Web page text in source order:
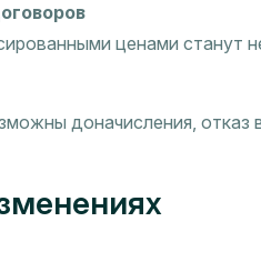
ценами станут
доначисления, отказ